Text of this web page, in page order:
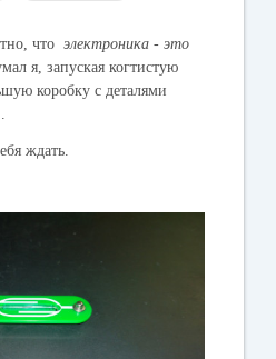
чтоэлектроника - это
я, запуская когтистую
коробку с деталями
ждать.